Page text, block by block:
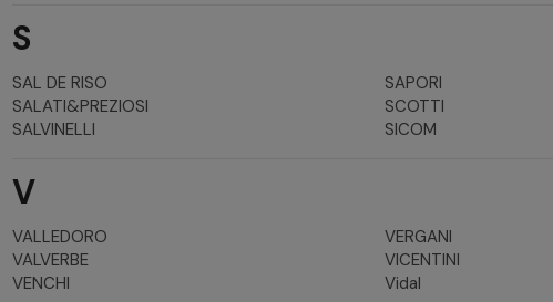
S
SAL DE RISO
SALATI&PREZIOSI
SALVINELLI
SAPORI
SCOTTI
SICOM
V
VALLEDORO
VALVERBE
VENCHI
VERGANI
VICENTINI
Vidal